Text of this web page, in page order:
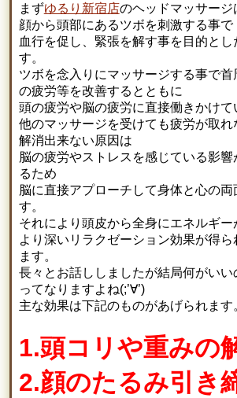
まずゆるり新宿店のヘッドマッサージ
顔から頭部にあるツボを刺激する事で
血行を促し、緊張を解す事を目的と
す。
ツボを念入りにマッサージする事で首
の疲労等を改善するとともに
頭の疲労や脳の疲労に直接働きかけて
他のマッサージを受けても疲労が取
解消出来ない原因は
脳の疲労やストレスを感じている影
るため
脳に直接アプローチして身体と心の両
す。
それにより頭皮から全身にエネルギー
より深いリラクゼーション効果が得
ます。
長々とお話ししましたが結局何がいい
ってなりますよね(;’∀’)
主な効果は下記のものがあげられます
1.頭コリや重みの
2.顔のたるみ引き